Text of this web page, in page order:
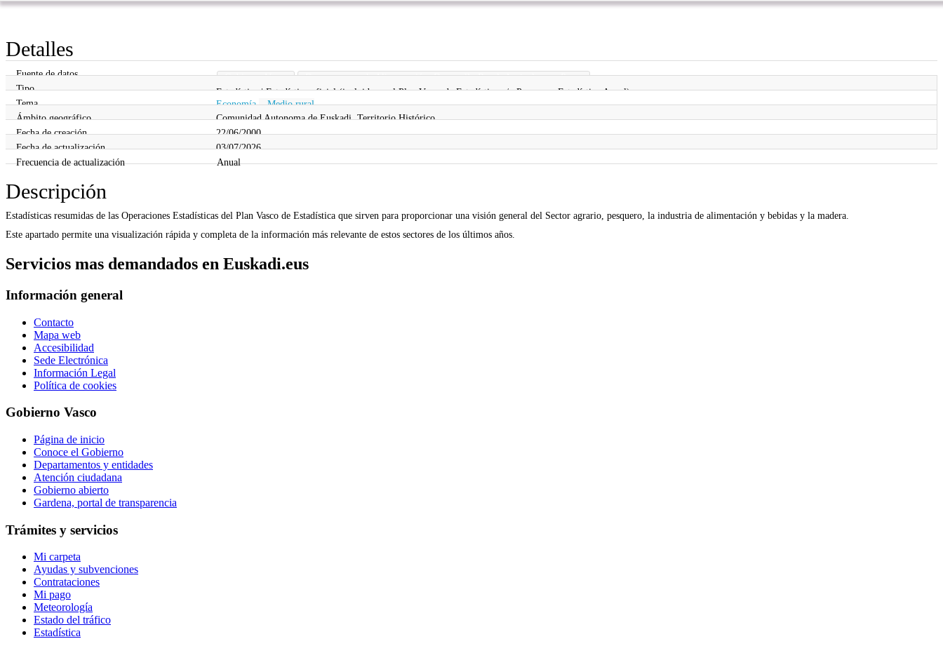
Detalles
Fuente de datos Gobierno Vasco Departamento de Alimentación, Desarrollo Rural, Agricultura y Pesca
Tipo
Estadística | Estadística oficial (incluida en el Plan Vasco de Estadística y/o Programa Estadístico Anual)
Tema
Economía ,Medio rural
Ámbito geográfico
Comunidad Autonoma de Euskadi, Territorio Histórico
Fecha de creación
22/06/2000
Fecha de actualización
03/07/2026
Frecuencia de actualización
Anual
Descripción
Estadísticas resumidas de las Operaciones Estadísticas del Plan Vasco de Estadística que sirven para proporcionar una visión general del Sector agrario, pesquero, la industria de alimentación y bebidas y la madera.
Este apartado permite una visualización rápida y completa de la información más relevante de estos sectores de los últimos años.
Servicios mas demandados en Euskadi.eus
Información general
Contacto
Mapa web
Accesibilidad
Sede Electrónica
Información Legal
Política de cookies
Gobierno Vasco
Página de inicio
Conoce el Gobierno
Departamentos y entidades
Atención ciudadana
Gobierno abierto
Gardena, portal de transparencia
Trámites y servicios
Mi carpeta
Ayudas y subvenciones
Contrataciones
Mi pago
Meteorología
Estado del tráfico
Estadística